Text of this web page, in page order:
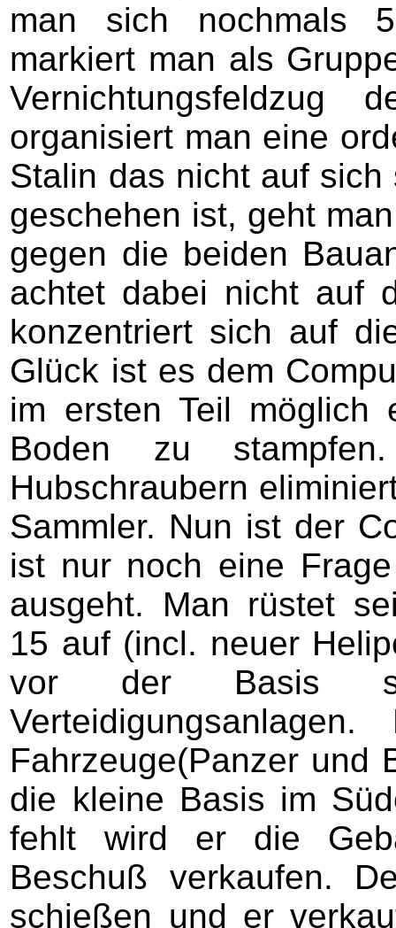
man sich nochmals
markiert man als
Vernichtungsfeldzug
organisiert man eine
Stalin das nicht auf
geschehen ist, geht
gegen die beiden
achtet dabei nicht auf
konzentriert sich auf
Glück ist es dem
im ersten Teil möglich
Boden zu
Hubschraubern
Sammler. Nun ist der
ist nur noch eine
ausgeht. Man rüstet
15 auf (incl. neuer
vor der Basis
Fahrzeuge(Panzer und
die kleine Basis im
fehlt wird er die
Beschuß verkaufen.
schießen und er